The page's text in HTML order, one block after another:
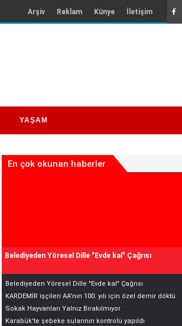
Arşiv Reklam Künye İletişim
YAŞAM
En çok okunan haberler
Belediyeden Yöresel Dille "Evde kal" Çağrısı
Belediyeden Yöresel Dille "Evde kal" Çağrısı
KARDEMİR işçileri AA'nın 100. yılı için özel demir döktü
Sokak Hayvanları Yalnız Bırakılmıyor
Karabük'te şebeke sularının kontrolü yapıldı